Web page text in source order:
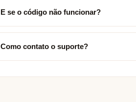
E se o código não funcionar?
Como contato o suporte?